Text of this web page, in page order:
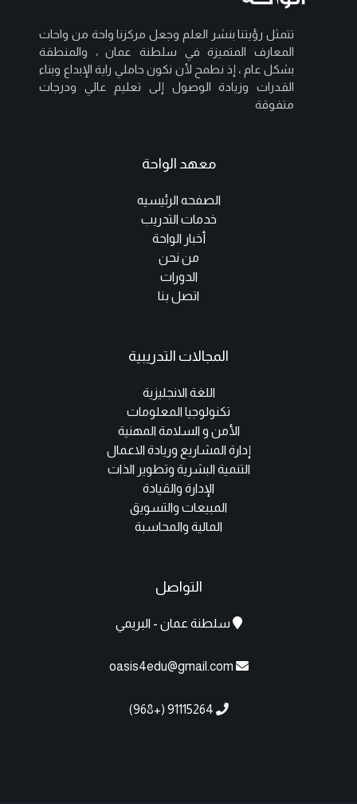
تتمثل رؤيتنا بنشر العلم وجعل مركزنا واحة من واحات
المعارف المتميزة في سلطنة عمان ، والمنطقة
بشكل عام ، إذ نطمح لأن نكون حاملي راية الإبداع وبناء
القدرات وزيادة الوصول إلى تعليم عالي ودرجات
متفوقة
معهد الواحة
الصفحه الرئيسيه
خدمات التدريب
أخبار الواحة
من نحن
الدورات
اتصل بنا
المجالات التدريبية
اللغة الانجليزية
تكنولوجيا المعلومات
الأمن و السلامة المهنية
إدارة المشاريع وريادة الاعمال
التنمية البشرية وتطوير الذات
الإدارة والقيادة
المبيعات والتسويق
المالية والمحاسبة
التواصل
سلطنة عمان - البريمي
oasis4edu@gmail.com